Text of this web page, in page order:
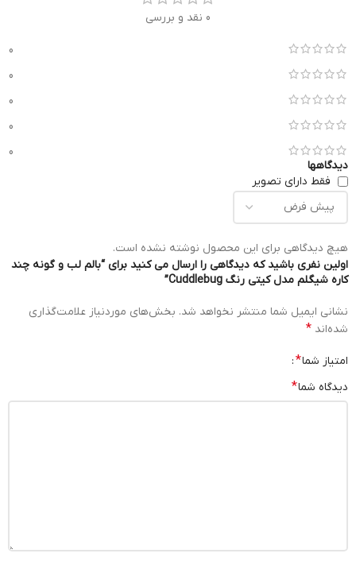
0 نقد و بررسی
0
0
0
0
0
دیدگاهها
فقط دارای تصویر
هیچ دیدگاهی برای این محصول نوشته نشده است.
اولین نفری باشید که دیدگاهی را ارسال می کنید برای “بالم لب و گونه چند
کاره شیگلم مدل کیتی رنگ Cuddlebug”
نشانی ایمیل شما منتشر نخواهد شد. بخش‌های موردنیاز علامت‌گذاری
شده‌اند *
امتیاز شما*
دیدگاه شما*